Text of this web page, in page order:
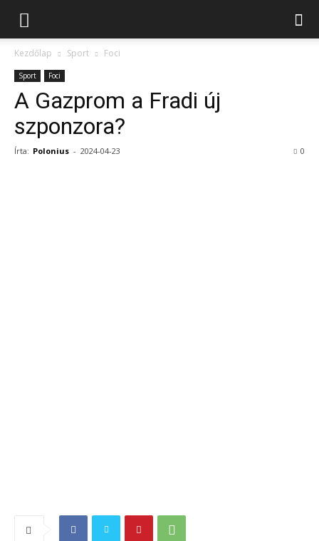
Kezdőlap Sport Foci
Sport Foci
A Gazprom a Fradi új
szponzora?
Írta: Polonius - 2024-04-23 0